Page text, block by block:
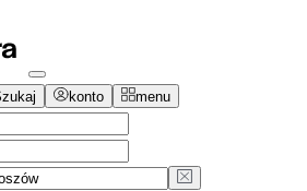
konto menu